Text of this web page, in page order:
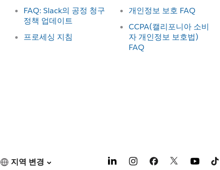
FAQ: Slack의 공정 청구
정책 업데이트
프로세싱 지침
개인정보 보호 FAQ
CCPA(캘리포니아 소비
자 개인정보 보호법)
FAQ
지역 변경